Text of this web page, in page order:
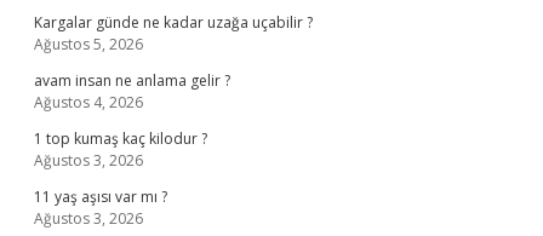
Kargalar günde ne kadar uzağa uçabilir ?
Ağustos 5, 2026
avam insan ne anlama gelir ?
Ağustos 4, 2026
1 top kumaş kaç kilodur ?
Ağustos 3, 2026
11 yaş aşısı var mı ?
Ağustos 3, 2026